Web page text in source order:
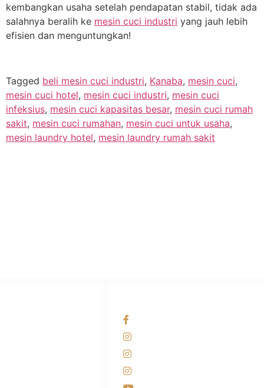
kembangkan usaha setelah pendapatan stabil, tidak ada
salahnya beralih ke mesin cuci industri yang jauh lebih
efisien dan menguntungkan!
Tagged beli mesin cuci industri, Kanaba, mesin cuci,
mesin cuci hotel, mesin cuci industri, mesin cuci
infeksius, mesin cuci kapasitas besar, mesin cuci rumah
sakit, mesin cuci rumahan, mesin cuci untuk usaha,
mesin laundry hotel, mesin laundry rumah sakit